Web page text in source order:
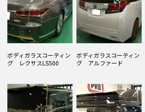
ボディガラスコーティン
グ レクサスLS500
ボディガラスコーティン
グ アルファード